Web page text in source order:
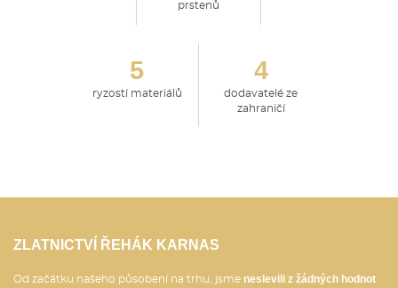
prstenů
5
ryzostí materiálů
4
dodavatelé ze
zahraničí
ZLATNICTVÍ ŘEHÁK KARNAS
Od začátku našeho působení na trhu, jsme neslevili z žádných hodnot